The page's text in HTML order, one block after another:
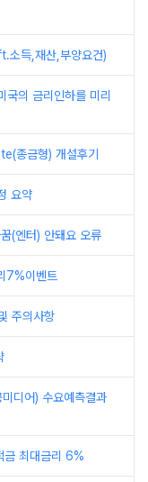
소득,재산,부양요건)
의 금리인하를 미리
종금형) 개설후기
요약
(엔터) 안돼요 오류
7%이벤트
주의사항
디어) 수요예측결과
금 최대금리 6%